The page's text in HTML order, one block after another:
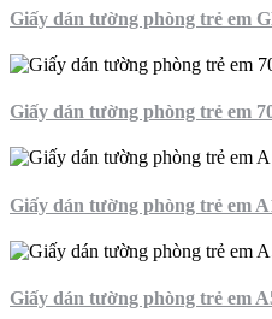
Giấy dán tường phòng trẻ em
Giấy dán tường phòng trẻ em
Giấy dán tường phòng trẻ em
Giấy dán tường phòng trẻ em